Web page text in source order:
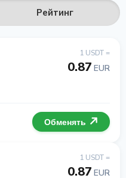
Рейтинг
1 USDT =
0.87 EUR
Обменять
1 USDT =
0.87 EUR